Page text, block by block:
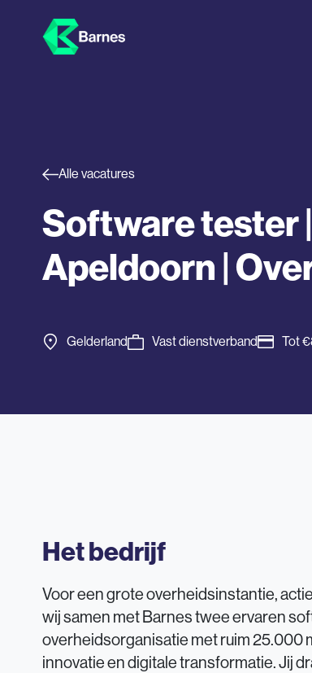
Alle vacatures
Software tester
Apeldoorn |
Gelderland Vast dienstverband Tot
Het bedrijf
Voor een grote overheidsinstantie,
wij samen met Barnes twee ervaren
overheidsorganisatie met ruim 25.000
innovatie en digitale transformatie. Jij